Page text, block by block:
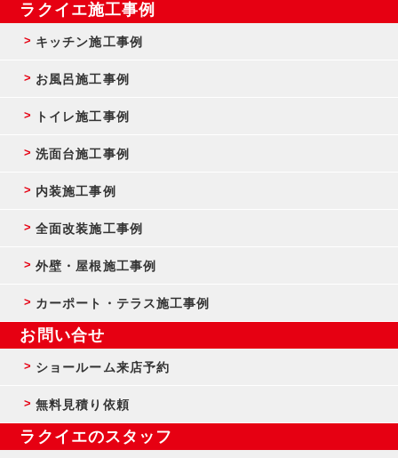
ラクイエ施工事例
キッチン施工事例
お風呂施工事例
トイレ施工事例
洗面台施工事例
内装施工事例
全面改装施工事例
外壁・屋根施工事例
カーポート・テラス施工事例
お問い合せ
ショールーム来店予約
無料見積り依頼
ラクイエのスタッフ